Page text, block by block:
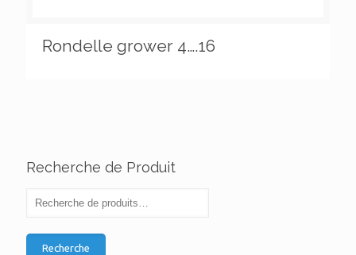
Rondelle grower 4….16
Recherche de Produit
Recherche